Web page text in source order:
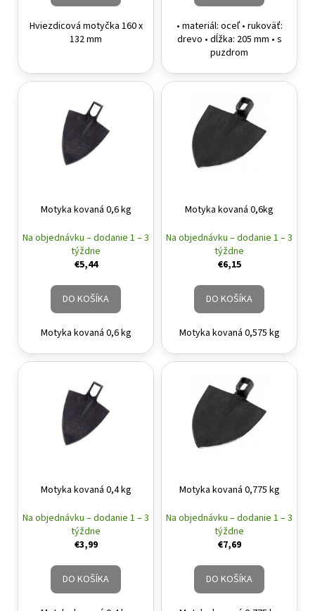
Hviezdicová motyčka 160 x
132 mm
• materiál: oceľ • rukoväť:
drevo • dĺžka: 205 mm • s
puzdrom
Motyka kovaná 0,6 kg
Na objednávku – dodanie 1 – 3
týždne
€5,44
DO KOŠÍKA
Motyka kovaná 0,6 kg
Motyka kovaná 0,6kg
Na objednávku – dodanie 1 – 3
týždne
€6,15
DO KOŠÍKA
Motyka kovaná 0,575 kg
Motyka kovaná 0,4 kg
Na objednávku – dodanie 1 – 3
týždne
€3,99
DO KOŠÍKA
Motyka kovaná 0,775 kg
Na objednávku – dodanie 1 – 3
týždne
€7,69
DO KOŠÍKA